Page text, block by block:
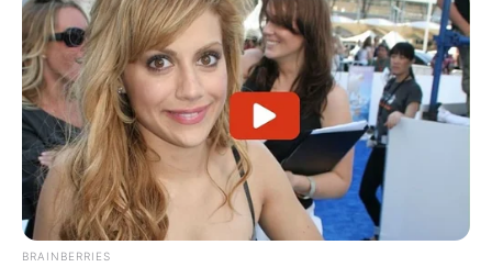
💠 Ampliação da transparência nas deliberações dos Conselhos de
Saúde.
BRAINBERRIES